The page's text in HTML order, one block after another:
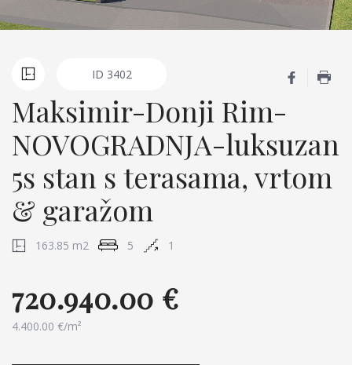
ID 3402
Maksimir-Donji Rim-
NOVOGRADNJA-luksuzan
5s stan s terasama, vrtom
& garažom
163.85 m2 5 1
720.940.00 €
4.400.00 €/m²